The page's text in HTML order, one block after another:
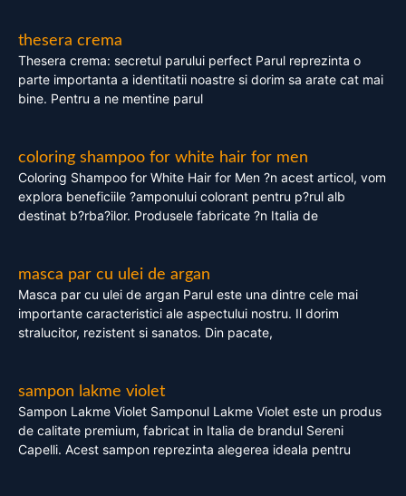
thesera crema
Thesera crema: secretul parului perfect Parul reprezinta o
parte importanta a identitatii noastre si dorim sa arate cat mai
bine. Pentru a ne mentine parul
coloring shampoo for white hair for men
Coloring Shampoo for White Hair for Men ?n acest articol, vom
explora beneficiile ?amponului colorant pentru p?rul alb
destinat b?rba?ilor. Produsele fabricate ?n Italia de
masca par cu ulei de argan
Masca par cu ulei de argan Parul este una dintre cele mai
importante caracteristici ale aspectului nostru. Il dorim
stralucitor, rezistent si sanatos. Din pacate,
sampon lakme violet
Sampon Lakme Violet Samponul Lakme Violet este un produs
de calitate premium, fabricat in Italia de brandul Sereni
Capelli. Acest sampon reprezinta alegerea ideala pentru